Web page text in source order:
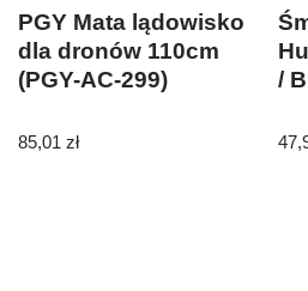
PGY Mata lądowisko
dla dronów 110cm
(PGY-AC-299)
85,01 zł
/